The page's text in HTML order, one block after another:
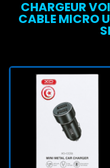
CHARGEUR
CABLE MICRO